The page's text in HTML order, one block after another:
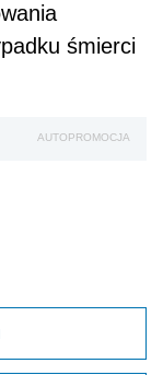
śmierci
AUTOPROMOCJA